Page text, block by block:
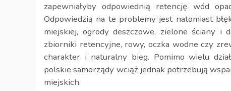
zapewniałyby odpowiednią retencję wód
Odpowiedzią na te problemy jest natomiast
miejskiej, ogrody deszczowe, zielone ściany i
zbiorniki retencyjne, rowy, oczka wodne czy
charakter i naturalny bieg. Pomimo wielu
polskie samorządy wciąż jednak potrzebują
miejskich.